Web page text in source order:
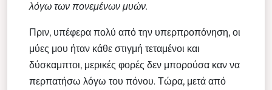
λόγω των πονεμένων μυών.
Πριν, υπέφερα πολύ από την υπερπροπόνηση, οι
μύες μου ήταν κάθε στιγμή τεταμένοι και
δύσκαμπτοι, μερικές φορές δεν μπορούσα καν να
περπατήσω λόγω του πόνου. Τώρα, μετά από